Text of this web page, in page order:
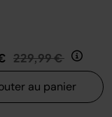
Prix réduit de
229,99 € au
au panier